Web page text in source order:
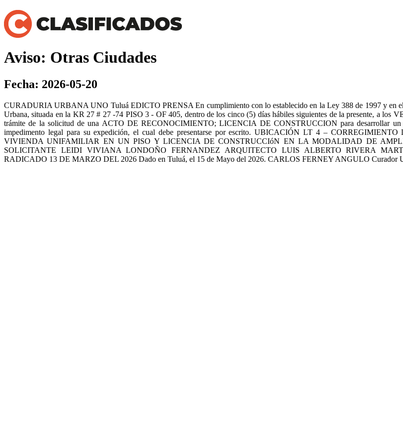
Aviso: Otras Ciudades
Fecha: 2026-05-20
CURADURIA URBANA UNO Tuluá EDICTO PRENSA En cumplimiento con lo establecido en la Ley 388 de 1997 y en el
Urbana, situada en la KR 27 # 27 -74 PISO 3 - OF 405, dentro de los cinco (5) días hábiles siguientes de la presente, a los
trámite de la solicitud de una ACTO DE RECONOCIMIENTO; LICENCIA DE CONSTRUCCION para desarrollar
impedimento legal para su expedición, el cual debe presentarse por escrito. UBICACIÓN LT 4 –
VIVIENDA UNIFAMILIAR EN UN PISO Y LICENCIA DE CONSTRUCCIóN EN LA MODALIDAD DE
SOLICITANTE LEIDI VIVIANA LONDOÑO FERNANDEZ ARQUITECTO LUIS ALBERTO RIVERA
RADICADO 13 DE MARZO DEL 2026 Dado en Tuluá, el 15 de Mayo del 2026. CARLOS FERNEY ANGULO Curador